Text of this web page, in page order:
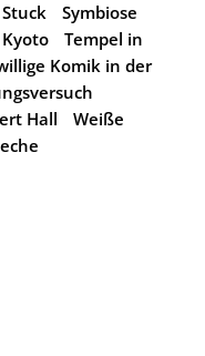
Stuck
Symbiose
Tempel in
Komik in der
Hall
Weiße